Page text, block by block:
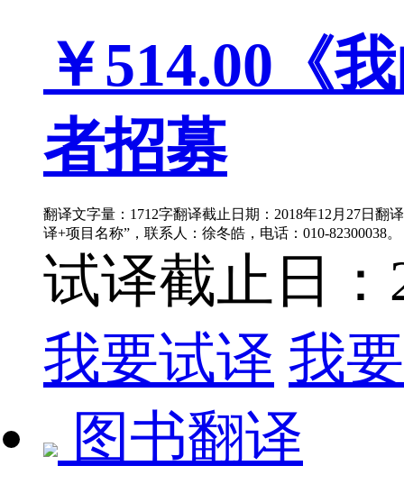
￥514.00 《
者招募
翻译文字量：1712字翻译截止日期：2018年12月27日翻
译+项目名称”，联系人：徐冬皓，电话：010-82300038。
试译截止日：
我要试译 我
图书翻译